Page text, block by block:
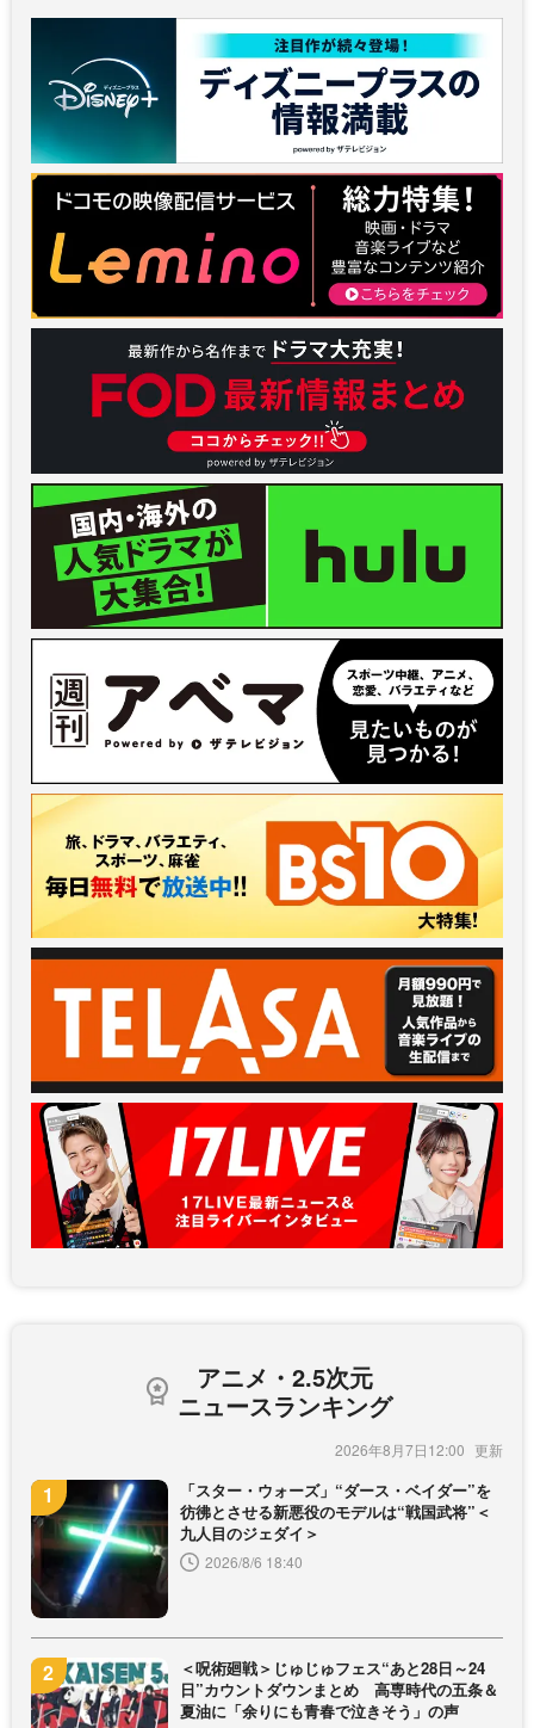
アニメ・2.5次元
ニュースランキング
2026年8月7日12:00
「スター・ウォーズ」“ダース・ベイダー”を
彷彿とさせる新悪役のモデルは“戦国武将”＜
九人目のジェダイ＞
2026/8/6 18:40
＜呪術廻戦＞じゅじゅフェス“あと28日～24
日”カウントダウンまとめ 高専時代の五条＆
夏油に「余りにも青春で泣きそう」の声